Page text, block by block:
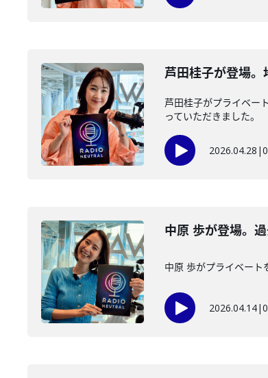
芦田桂子が登場
芦田桂子がプライベー
っていただきました。
2026.04.28 |
中原 歩が登場。
中原 歩がプライベート
2026.04.14|